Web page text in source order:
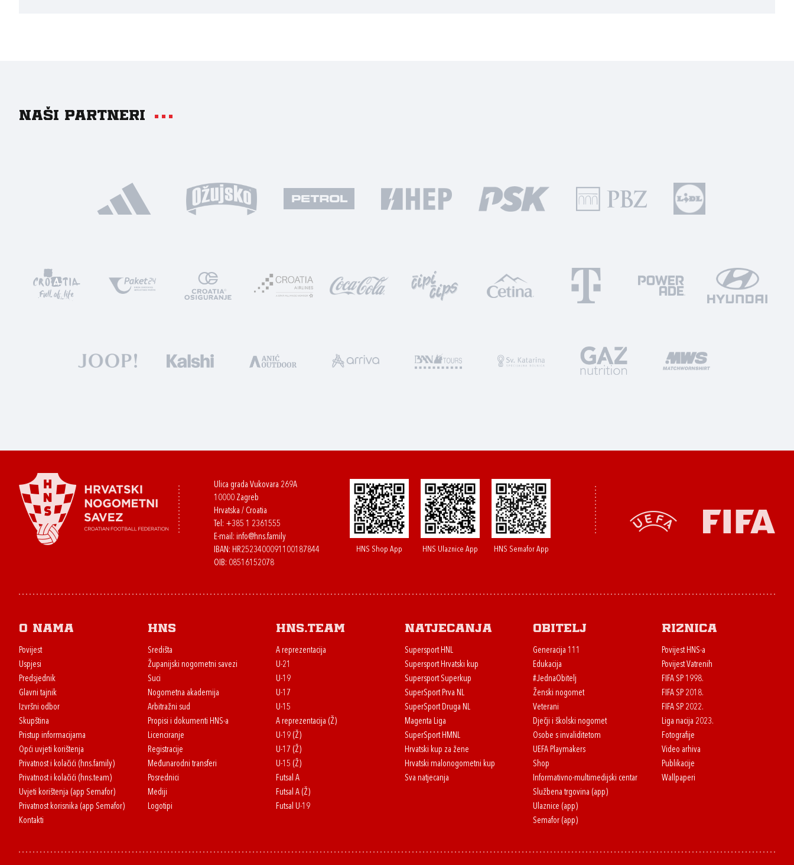
Naši partneri
Ulica grada Vukovara 269A
10000 Zagreb
Hrvatska / Croatia
Tel: +385 1 2361555
E-mail: info@hns.family
IBAN: HR2523400091100187844
OIB: 08516152078
HNS Shop App HNS Ulaznice App HNS Semafor App
O nama
Povijest
Uspjesi
Predsjednik
Glavni tajnik
Izvršni odbor
Skupština
Pristup informacijama
Opći uvjeti korištenja
Privatnost i kolačići (hns.family)
Privatnost i kolačići (hns.team)
Uvjeti korištenja (app Semafor)
Privatnost korisnika (app Semafor)
Kontakti
HNS
Središta
Županijski nogometni savezi
Suci
Nogometna akademija
Arbitražni sud
Propisi i dokumenti HNS-a
Licenciranje
Registracije
Međunarodni transferi
Posrednici
Mediji
Logotipi
HNS.team
A reprezentacija
U-21
U-19
U-17
U-15
A reprezentacija (Ž)
U-19 (Ž)
U-17 (Ž)
U-15 (Ž)
Futsal A
Futsal A (Ž)
Futsal U-19
Natjecanja
Supersport HNL
Supersport Hrvatski kup
Supersport Superkup
SuperSport Prva NL
SuperSport Druga NL
Magenta Liga
SuperSport HMNL
Hrvatski kup za žene
Hrvatski malonogometni kup
Sva natjecanja
Obitelj
Generacija 111
Edukacija
#JednaObitelj
Ženski nogomet
Veterani
Dječji i školski nogomet
Osobe s invaliditetom
UEFA Playmakers
Shop
Informativno-multimedijski centar
Službena trgovina (app)
Ulaznice (app)
Semafor (app)
Riznica
Povijest HNS-a
Povijest Vatrenih
FIFA SP 1998.
FIFA SP 2018.
FIFA SP 2022.
Liga nacija 2023.
Fotografije
Video arhiva
Publikacije
Wallpaperi